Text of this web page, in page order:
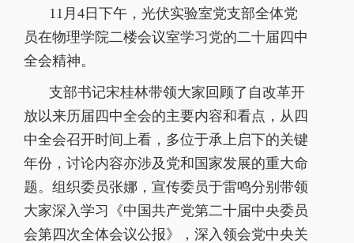
11 月4日下午，光伏实验室党支部全体党
员在物理学院二楼会议室学习党的二十届四中
全会精神。
支部书记宋桂林带领大家回顾了自改革开
放以来历届四中全会的主要内容和看点 ， 从四
中全会召开时间上看，多位于承上启下的关键
年份，讨论内容亦涉及党和国家发展的重大命
题。组织委员张娜，宣传委员于雷鸣分别带领
大家深入学习《中国共产党第二十届中央委员
会第四次全体会议公报》，深入领会党中央关